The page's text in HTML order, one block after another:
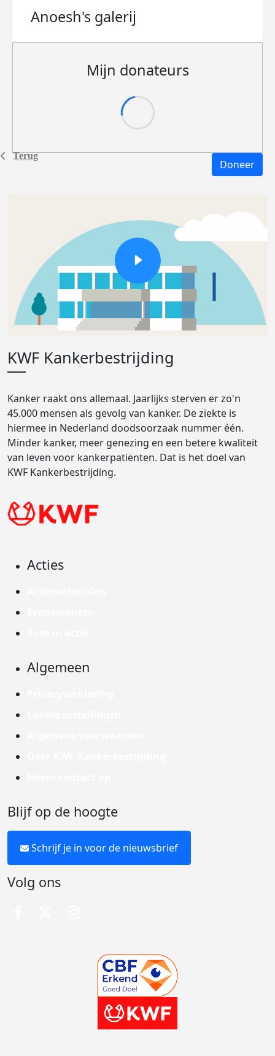
Terug
Anoesh's galerij
Mijn donateurs
Doneer
KWF Kankerbestrijding
Kanker raakt ons allemaal. Jaarlijks sterven er zo'n
45.000 mensen als gevolg van kanker. De ziekte is
hiermee in Nederland doodsoorzaak nummer één.
Minder kanker, meer genezing en een betere kwaliteit
van leven voor kankerpatiënten. Dat is het doel van
KWF Kankerbestrijding.
Acties
Algemeen
Blijf op de hoogte
Schrijf je in voor de nieuwsbrief
Volg ons